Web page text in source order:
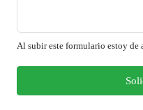
Al subir este formulario estoy de